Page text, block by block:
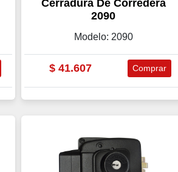
Cerradura De Corredera
2090
Modelo: 2090
$41.607 Comprar